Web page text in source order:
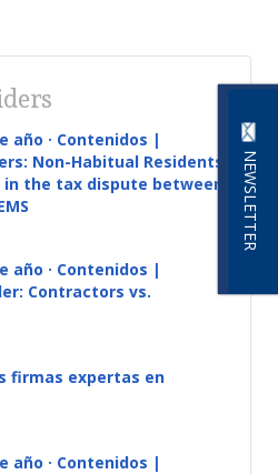
NEWSLETTER
año · Contenidos |
Non-Habitual Residents
the tax dispute between
año · Contenidos |
Contractors vs.
firmas expertas en
año · Contenidos |